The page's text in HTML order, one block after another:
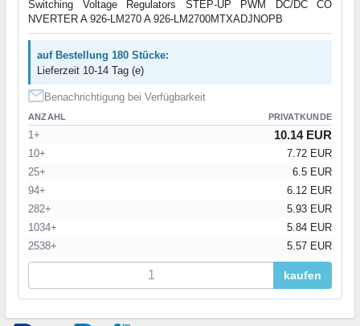
Switching Voltage Regulators STEP-UP PWM DC/DC CO
NVERTER A 926-LM270 A 926-LM2700MTXADJNOPB
auf Bestellung 180 Stücke:
Lieferzeit 10-14 Tag (e)
Benachrichtigung bei Verfügbarkeit
ANZAHL PRIVATKUNDE
1+ 10.14 EUR
10+
7.72 EUR
25+
6.5 EUR
94+
6.12 EUR
282+
5.93 EUR
1034+
5.84 EUR
2538+
5.57 EUR
kaufen